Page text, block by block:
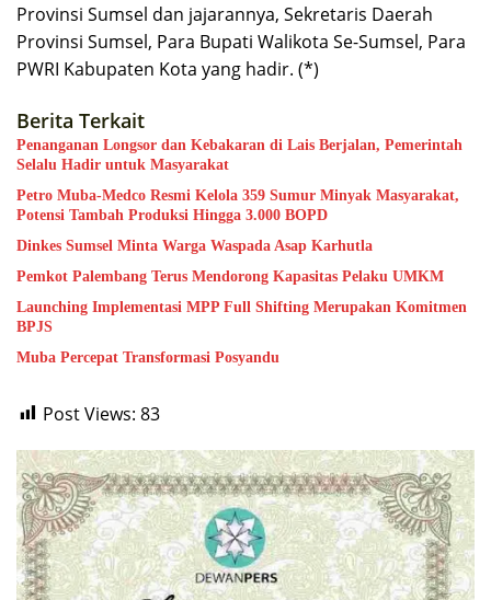
Provinsi Sumsel dan jajarannya, Sekretaris Daerah
Provinsi Sumsel, Para Bupati Walikota Se-Sumsel, Para
PWRI Kabupaten Kota yang hadir. (*)
Berita Terkait
Penanganan Longsor dan Kebakaran di Lais Berjalan, Pemerintah
Selalu Hadir untuk Masyarakat
Petro Muba-Medco Resmi Kelola 359 Sumur Minyak Masyarakat,
Potensi Tambah Produksi Hingga 3.000 BOPD
Dinkes Sumsel Minta Warga Waspada Asap Karhutla
Pemkot Palembang Terus Mendorong Kapasitas Pelaku UMKM
Launching Implementasi MPP Full Shifting Merupakan Komitmen
BPJS
Muba Percepat Transformasi Posyandu
Post Views: 83